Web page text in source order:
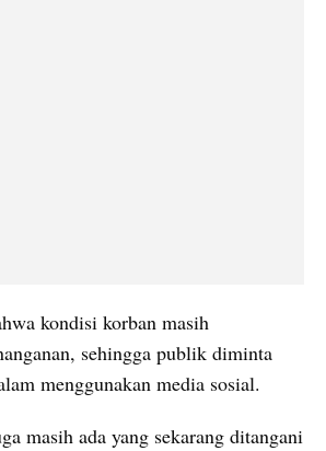
kondisi korban masih
sehingga publik diminta
menggunakan media sosial.
masih ada yang sekarang ditangani